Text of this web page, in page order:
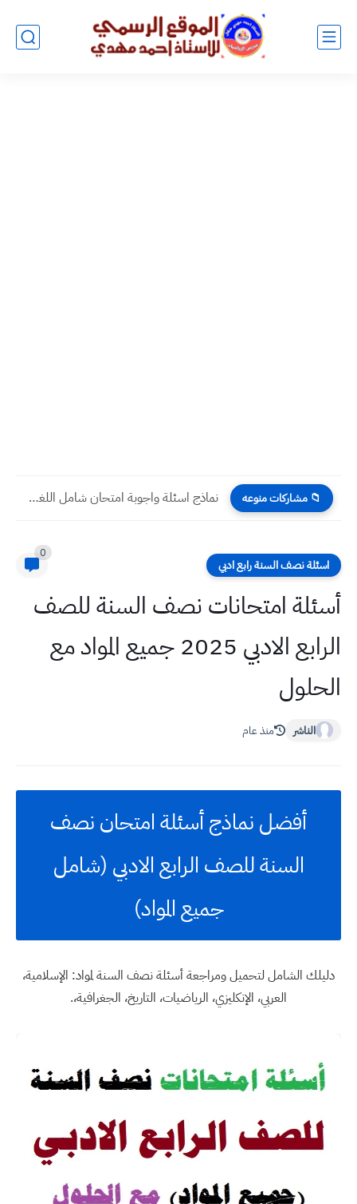
📁 مشاركات منوعه نماذج اسئلة واجوبة امتحان شامل اللغة الانكليزية للصف السادس الابتدائي
اسئلة نصف السنة رابع ادبي
0
أسئلة امتحانات نصف السنة للصف
الرابع الادبي 2025 جميع المواد مع
الحلول
الناشر منذ عام
أفضل نماذج أسئلة امتحان نصف
السنة للصف الرابع الادبي (شامل
جميع المواد)
دليلك الشامل لتحميل ومراجعة أسئلة نصف السنة لمواد: الإسلامية،
العربي، الإنكليزي، الرياضيات، التاريخ، الجغرافية،.